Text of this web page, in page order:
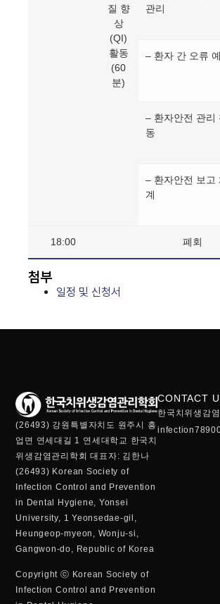
질 향
상
(QI)
활동
(60
분)
관리
– 환자 간 오류
– 환자안전 관리
동
– 환자안전 보고
계
18:00 폐회
첨부
일정 및 신청서
(26493) 강원특별자치도 원주시 흥
업면 연세대길 1 연세대학교 한국치
위생감염관리학회 대표자: 김한나
(26493) Korean Society of
Infection Control and Prevention
in Dental Hygiene, Yonsei
University, 1 Yeonsedae-gil,
Heungeop-myeon, Wonju-si,
Gangwon-do, Republic of Korea
Copyright ⓒ Korean Society of
Infection Control and Prevention
CONTACT
한국치위생감